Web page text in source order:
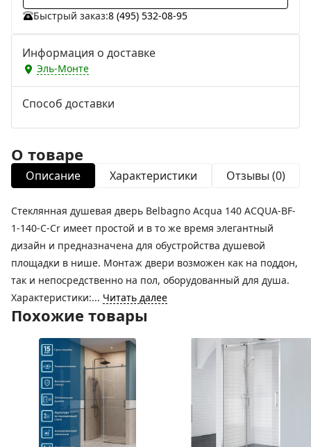
Быстрый заказ:8 (495) 532-08-95
Информация о доставке
Эль-Монте
Способ доставки
О товаре
Описание Характеристики Отзывы (0)
Стеклянная душевая дверь Belbagno Acqua 140 ACQUA-BF-
1-140-C-Cr имеет простой и в то же время элегантный
дизайн и предназначена для обустройства душевой
площадки в нише. Монтаж двери возможен как на поддон,
так и непосредственно на пол, оборудованный для душа.
Характеристики:... Читать далее
Похожие товары